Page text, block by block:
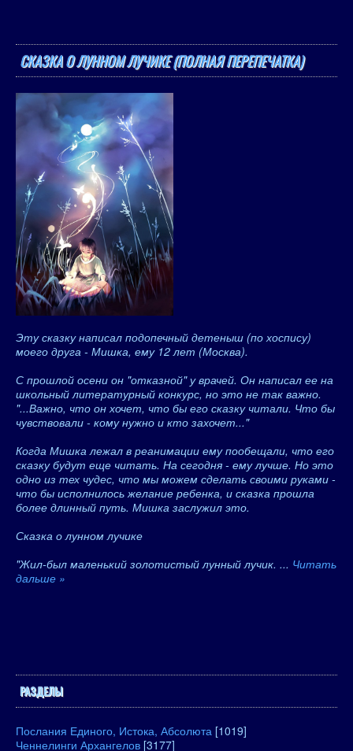
СКАЗКА О ЛУННОМ ЛУЧИКЕ (ПОЛНАЯ ПЕРЕПЕЧАТКА)
Эту сказку написал подопечный детеныш (по хоспису)
моего друга - Мишка, ему 12 лет (Москва).
С прошлой осени он "отказной" у врачей. Он написал ее на
школьный литературный конкурс, но это не так важно.
"...Важно, что он хочет, что бы его сказку читали. Что бы
чувствовали - кому нужно и кто захочет..."
Когда Мишка лежал в реанимации ему пообещали, что его
сказку будут еще читать. На сегодня - ему лучше. Но это
одно из тех чудес, что мы можем сделать своими руками -
что бы исполнилось желание ребенка, и сказка прошла
более длинный путь. Мишка заслужил это.
Сказка о лунном лучике
"Жил-был маленький золотистый лунный лучик. ... Читать
дальше »
РАЗДЕЛЫ
Послания Единого, Истока, Абсолюта [1019]
Ченнелинги Архангелов [3177]